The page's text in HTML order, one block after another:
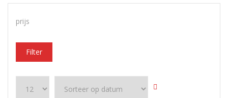
prijs
Filter